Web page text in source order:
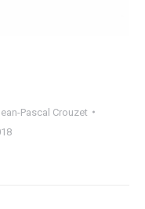
Pascal Crouzet